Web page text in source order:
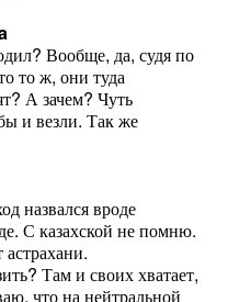
Вообще, да, судя по
то ж, они туда
А зачем? Чуть
и везли. Так же
назвался вроде
С казахской не помню.
Там и своих хватает,
что на нейтральной